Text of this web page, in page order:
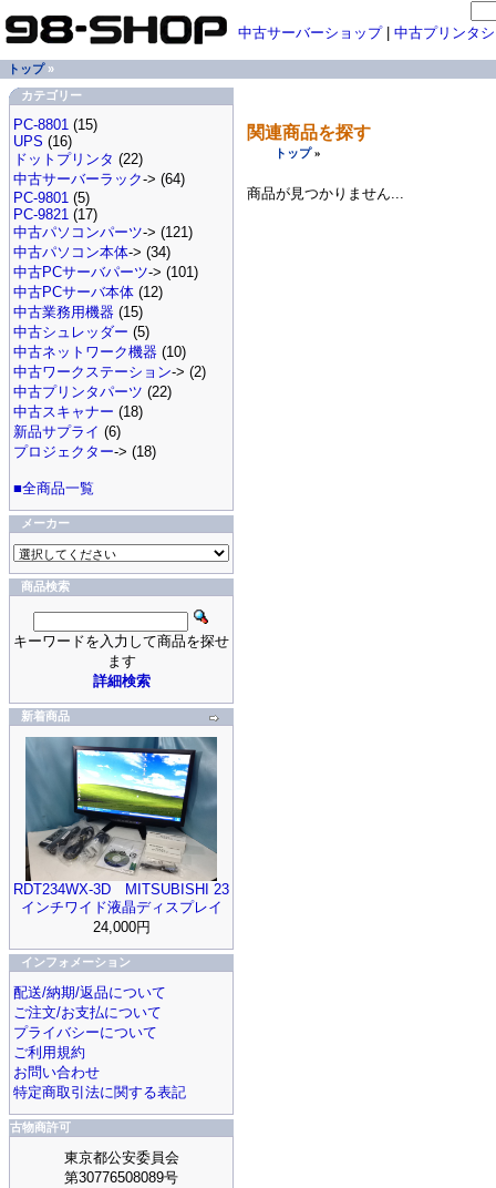
関連商品を探す
トップ»
商品が見つかりません...
中古サーバーショップ| 中古プリンタ
トップ»
カテゴリー
PC-8801 (15)
UPS (16)
ドットプリンタ (22)
中古サーバーラック-> (64)
PC-9801 (5)
PC-9821 (17)
中古パソコンパーツ-> (121)
中古パソコン本体-> (34)
中古PCサーバパーツ-> (101)
中古PCサーバ本体 (12)
中古業務用機器 (15)
中古シュレッダー (5)
中古ネットワーク機器 (10)
中古ワークステーション-> (2)
中古プリンタパーツ (22)
中古スキャナー (18)
新品サプライ (6)
プロジェクター-> (18)
■全商品一覧
メーカー
商品検索
キーワードを入力して商品を探せ
ます
詳細検索
新着商品
RDT234WX-3D MITSUBISHI 23
インチワイド液晶ディスプレイ
24,000円
インフォメーション
配送/納期/返品について
ご注文/お支払について
プライバシーについて
ご利用規約
お問い合わせ
特定商取引法に関する表記
古物商許可
東京都公安委員会
第30776508089号